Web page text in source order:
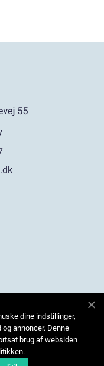
dine indstillinger,
annoncer. Denne
brug af websiden